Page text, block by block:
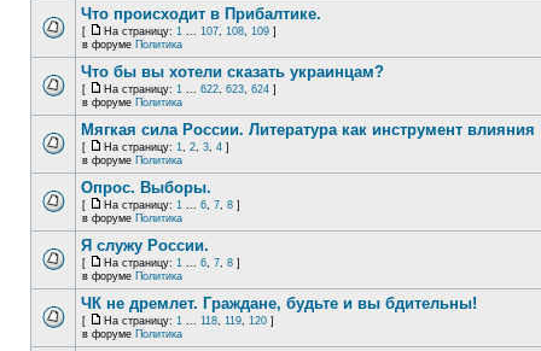
Что происходит в Прибалтике.
[ На страницу: 1 ... 107, 108, 109 ]
в форуме Политика
Что бы вы хотели сказать украинцам?
[ На страницу: 1 ... 622, 623, 624 ]
в форуме Политика
Мягкая сила России. Литература как инструмент влияния
[ На страницу: 1, 2, 3, 4 ]
в форуме Политика
Опрос. Выборы.
[ На страницу: 1 ... 6, 7, 8 ]
в форуме Политика
Я служу России.
[ На страницу: 1 ... 6, 7, 8 ]
в форуме Политика
ЧК не дремлет. Граждане, будьте и вы бдительны!
[ На страницу: 1 ... 118, 119, 120 ]
в форуме Политика